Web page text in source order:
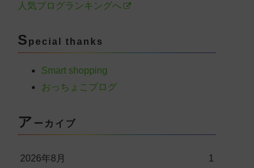
人気ブログランキングへ
S pecial thanks
Smart shopping
おっちょこブログ
ア ーカイブ
2026年8月 1